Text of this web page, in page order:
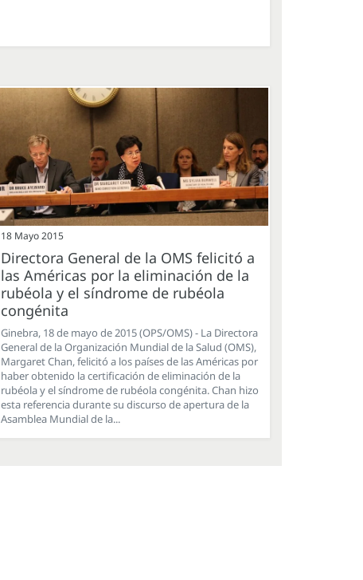
18 Mayo 2015
Directora General de la OMS felicitó a
las Américas por la eliminación de la
rubéola y el síndrome de rubéola
congénita
Ginebra, 18 de mayo de 2015 (OPS/OMS) - La Directora
General de la Organización Mundial de la Salud (OMS),
Margaret Chan, felicitó a los países de las Américas por
haber obtenido la certificación de eliminación de la
rubéola y el síndrome de rubéola congénita. Chan hizo
esta referencia durante su discurso de apertura de la
Asamblea Mundial de la...